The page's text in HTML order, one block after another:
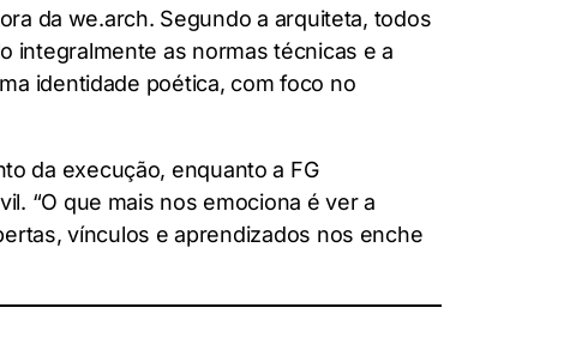
da we.arch. Segundo a arquiteta, todos
integralmente as normas técnicas e a
identidade poética, com foco no
da execução, enquanto a FG
“O que mais nos emociona é ver a
vínculos e aprendizados nos enche